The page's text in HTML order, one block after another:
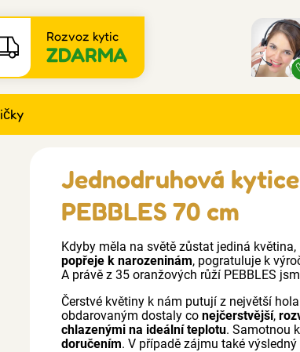
Rozvoz kytic
ZDARMA
Jednodruhová
PEBBLES 70 cm
Kdyby měla na světě zůstat jediná
popřeje k narozeninám, pogratuluje k
A právě z 35 oranžových růží PEBBLES
Čerstvé květiny k nám putují z největší
obdarovaným dostaly conejčerstvější,
chlazenými na ideální teplotu. Samotnou
doručením. V případě zájmu také